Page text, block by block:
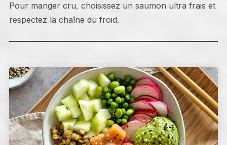
Pour manger cru, choisissez un saumon ultra frais et
respectez la chaîne du froid.